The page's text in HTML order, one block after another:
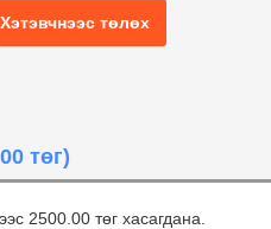
Хэтэвчнээс төлөх
төг)
2500.00 төг хасагдана.